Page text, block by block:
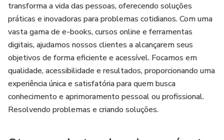
transforma a vida das pessoas, oferecendo soluções
práticas e inovadoras para problemas cotidianos. Com uma
vasta gama de e-books, cursos online e ferramentas
digitais, ajudamos nossos clientes a alcançarem seus
objetivos de forma eficiente e acessível. Focamos em
qualidade, acessibilidade e resultados, proporcionando uma
experiência única e satisfatória para quem busca
conhecimento e aprimoramento pessoal ou profissional.
Resolvendo problemas e criando soluções.